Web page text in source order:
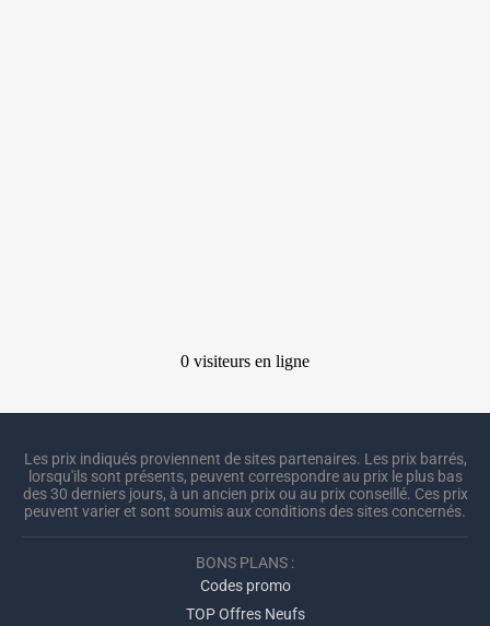
Les prix indiqués proviennent de sites partenaires. Les prix barrés,
lorsqu'ils sont présents, peuvent correspondre au prix le plus bas
des 30 derniers jours, à un ancien prix ou au prix conseillé. Ces prix
peuvent varier et sont soumis aux conditions des sites concernés.
BONS PLANS :
Codes promo
TOP Offres Neufs